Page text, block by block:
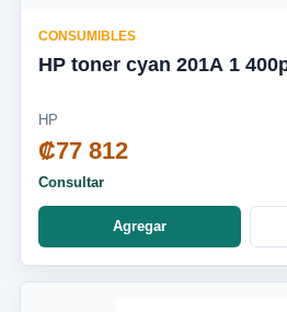
CONSUMIBLES
HP toner cyan 201A 1
HP
₡77 812
Consultar
Agregar